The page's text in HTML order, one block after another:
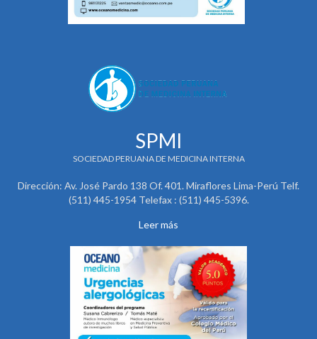
SPMI
SOCIEDAD PERUANA DE MEDICINA INTERNA
Dirección: Av. José Pardo 138 Of. 401. Miraflores Lima-Perú Telf.
(511) 445-1954 Telefax : (511) 445-5396.
Leer más